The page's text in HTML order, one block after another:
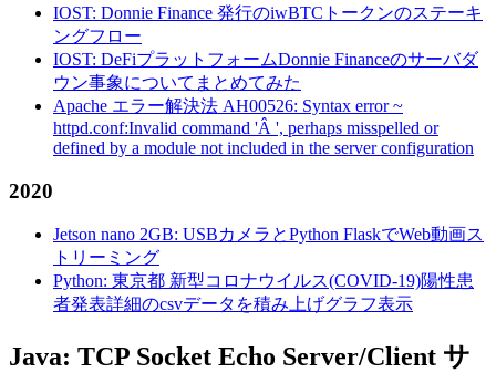
IOST: Donnie Finance 発行のiwBTCトークンのステーキ
ングフロー
IOST: DeFiプラットフォームDonnie Financeのサーバダ
ウン事象についてまとめてみた
Apache エラー解決法 AH00526: Syntax error ~
httpd.conf:Invalid command 'Â ', perhaps misspelled or
defined by a module not included in the server configuration
2020
Jetson nano 2GB: USBカメラとPython FlaskでWeb動画ス
トリーミング
Python: 東京都 新型コロナウイルス(COVID-19)陽性患
者発表詳細のcsvデータを積み上げグラフ表示
Java: TCP Socket Echo Server/Client サ